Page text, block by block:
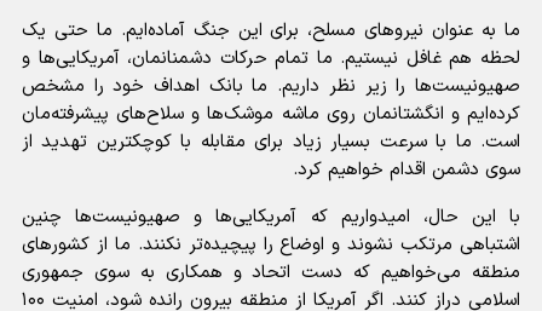
ما به عنوان نیرو‌های مسلح، برای این جنگ آماده‌ایم. ما حتی یک
لحظه هم غافل نیستیم. ما تمام حرکات دشمنانمان، آمریکایی‌ها و
صهیونیست‌ها را زیر نظر داریم. ما بانک اهداف خود را مشخص
کرده‌ایم و انگشتانمان روی ماشه موشک‌ها و سلاح‌های پیشرفته‌مان
است. ما با سرعت بسیار زیاد برای مقابله با کوچکترین تهدید از
سوی دشمن اقدام خواهیم کرد.
با این حال، امیدواریم که آمریکایی‌ها و صهیونیست‌ها چنین
اشتباهی مرتکب نشوند و اوضاع را پیچیده‌تر نکنند. ما از کشور‌های
منطقه می‌خواهیم که دست اتحاد و همکاری به سوی جمهوری
اسلامی دراز کنند. اگر آمریکا از منطقه بیرون رانده شود، امنیت ۱۰۰